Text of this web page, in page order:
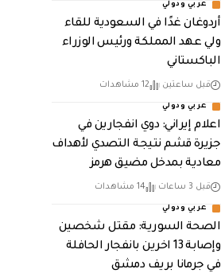
عربي ودولي
أردوغان غدًا في السعودية للقاء
ولي عهد المملكة ورئيس الوزراء
الباكستاني
قبل ساعتين 12 مشاهدات
عربي ودولي
اعلام إيراني: دوي انفجارين في
جزيرة قشم نتيجة التصدي لأهداف
معادية بمدخل مضيق هرمز
قبل 3 ساعات 14 مشاهدات
عربي ودولي
الصحة السورية: مقتل شخصين
وإصابة 13 اخرين بانفجار الحافلة
في جرمانا بريف دمشق